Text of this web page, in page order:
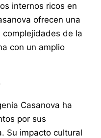
internos ricos en
ofrecen una
de la
con un amplio
Casanova ha
por sus
Su impacto cultural